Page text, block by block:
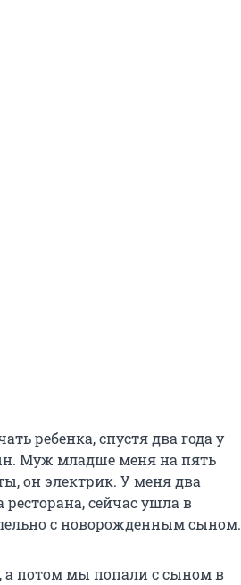
ребенка, спустя два года у
Муж младше меня на пять
он электрик. У меня два
сейчас ушла в
с новорожденным сыном.
а потом мы попали с сыном в